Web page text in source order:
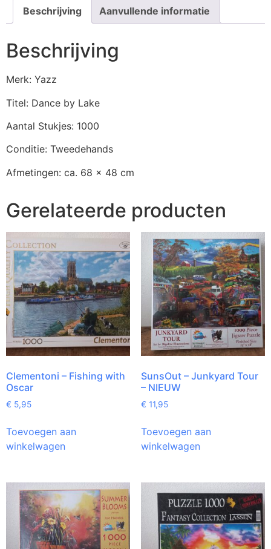
Beschrijving Aanvullende informatie
Beschrijving
Merk: Yazz
Titel: Dance by Lake
Aantal Stukjes: 1000
Conditie: Tweedehands
Afmetingen: ca. 68 x 48 cm
Gerelateerde producten
Clementoni – Fishing with
Oscar
€ 5,95
Toevoegen aan
winkelwagen
SunsOut – Junkyard Tour
– NIEUW
€ 11,95
Toevoegen aan
winkelwagen